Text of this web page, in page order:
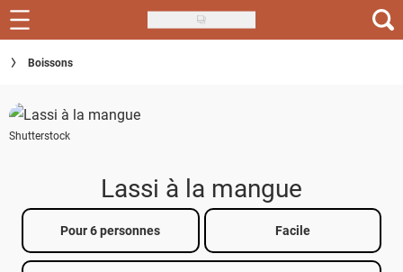
Skip
to
main
Recettes
Inspirations
Conseils
Menu de la semaine
Actus
Téléchargez l'app Saveurs Recettes
Boissons
Shutterstock
Lassi à la mangue
Pour 6 personnes Facile